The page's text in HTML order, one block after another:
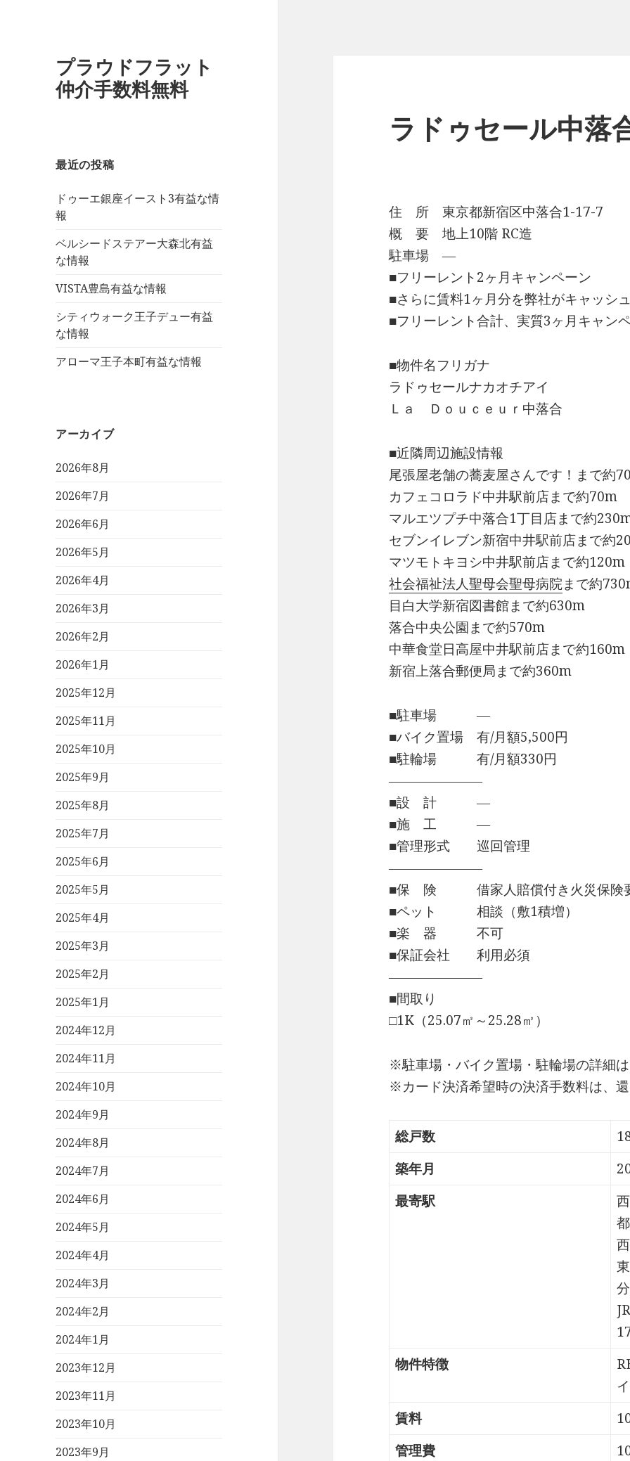
プラウドフラット
仲介手数料無料
最近の投稿
ドゥーエ銀座イースト3有益な情
報
ベルシードステアー大森北有益
な情報
VISTA豊島有益な情報
シティウォーク王子デュー有益
な情報
アローマ王子本町有益な情報
アーカイブ
2026年8月
2026年7月
2026年6月
2026年5月
2026年4月
2026年3月
2026年2月
2026年1月
2025年12月
2025年11月
2025年10月
2025年9月
2025年8月
2025年7月
2025年6月
2025年5月
2025年4月
2025年3月
2025年2月
2025年1月
2024年12月
2024年11月
2024年10月
2024年9月
2024年8月
2024年7月
2024年6月
2024年5月
2024年4月
2024年3月
2024年2月
2024年1月
2023年12月
2023年11月
2023年10月
2023年9月
ラドゥセール中落
住 所 東京都新宿区中落合1-17-7
概 要 地上10階 RC造
駐車場 ―
■フリーレント2ヶ月キャンペーン
■さらに賃料1ヶ月分を弊社がキャッシ
■フリーレント合計、実質3ヶ月キャン
■物件名フリガナ
ラドゥセールナカオチアイ
Ｌａ Ｄｏｕｃｅｕｒ中落合
■近隣周辺施設情報
尾張屋老舗の蕎麦屋さんです！まで約
カフェコロラド中井駅前店まで約70m
マルエツプチ中落合1丁目店まで約
セブンイレブン新宿中井駅前店まで約
マツモトキヨシ中井駅前店まで約120m
社会福祉法人聖母会聖母病院まで約
目白大学新宿図書館まで約630m
落合中央公園まで約570m
中華食堂日高屋中井駅前店まで約160m
新宿上落合郵便局まで約360m
■駐車場 ―
■バイク置場 有/月額5,500円
■駐輪場 有/月額330円
―――――――
■設 計 ―
■施 工 ―
■管理形式 巡回管理
―――――――
■保 険 借家人賠償付き火災保険
■ペット 相談（敷1積増）
■楽 器 不可
■保証会社 利用必須
―――――――
■間取り
□1K（25.07㎡～25.28㎡）
※駐車場・バイク置場・駐輪場の詳細
※カード決済希望時の決済手数料は、
総戸数
築年月
最寄駅
分
物件特徴
賃料
管理費